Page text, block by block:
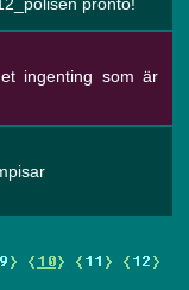
ingenting som är
9} {10} {11 } {12}